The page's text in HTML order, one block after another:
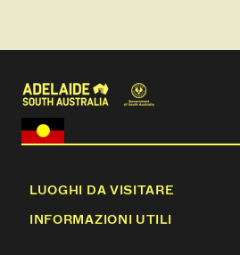
LUOGHI DA VISITARE
INFORMAZIONI UTILI